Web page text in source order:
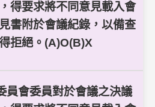
得要求將不同意見載入會
書附於會議紀錄，以備查
拒絕。(A)O(B)X
員會委員對於會議之決議